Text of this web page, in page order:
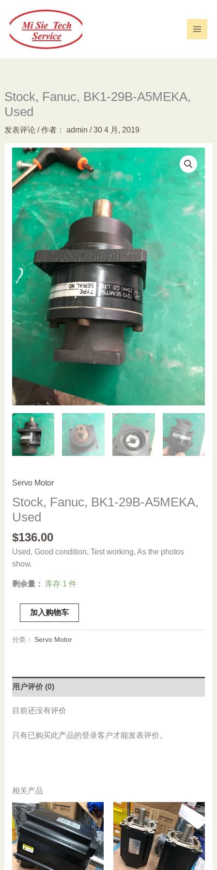
Stock, Fanuc, BK1-29B-A5MEKA,
Used
发表评论 / 作者： admin /30 4 月, 2019
Servo Motor
Stock, Fanuc, BK1-29B-A5MEKA,
Used
$136.00
Used, Good condition, Test working, As the photos
show.
剩余量： 库存 1 件
Stock,
Fanuc,
29B-
数
加入购物车
分类： Servo Motor
用户评价 (0)
目前还没有评价
只有已购买此产品的登录客户才能发表评价。
相关产品